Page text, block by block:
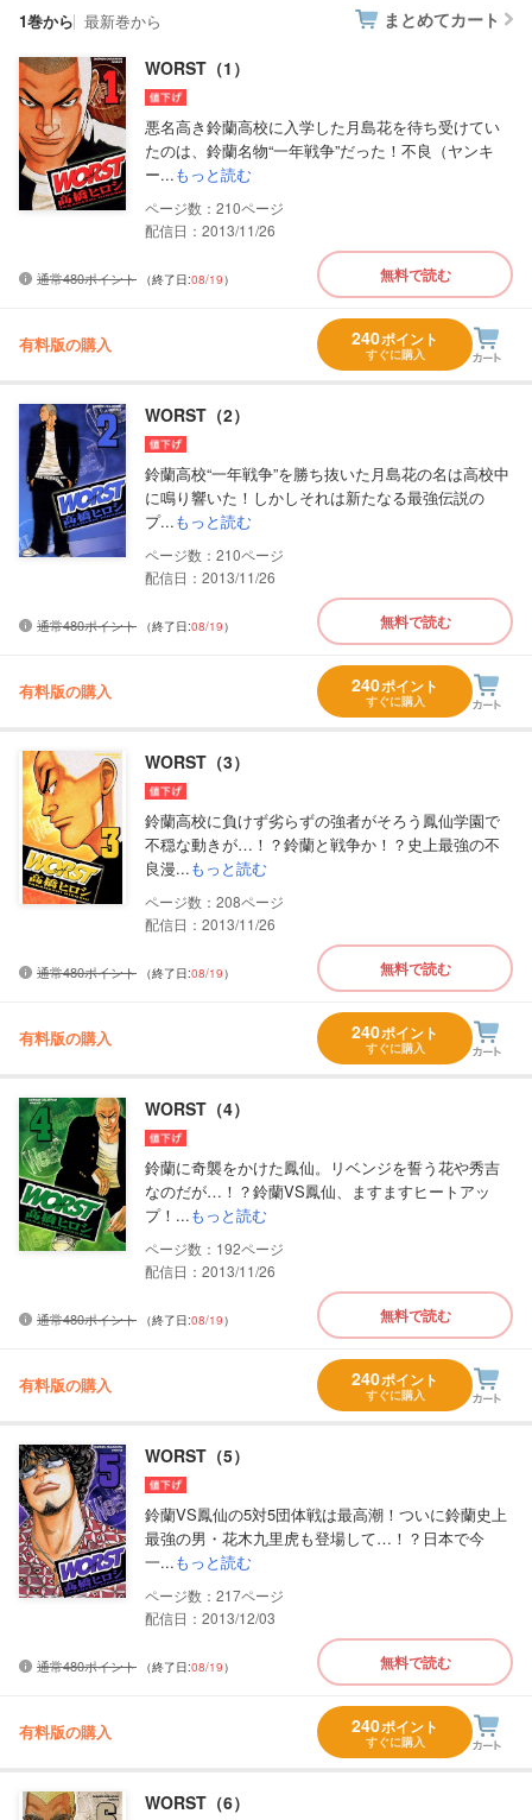
1巻から 最新巻から まとめてカート
WORST（1）
悪名高き鈴蘭高校に入学した月島花を待ち受けてい
たのは、鈴蘭名物“一年戦争”だった！不良（ヤンキ
ー...もっと読む
210
配信日：2013/11/26
通常480ポイント （終了日:08/19） 無料で読む
有料版の購入 240ポイント
すぐに購入
WORST（2）
鈴蘭高校“一年戦争”を勝ち抜いた月島花の名は高校中
に鳴り響いた！しかしそれは新たなる最強伝説の
プ...もっと読む
210
配信日：2013/11/26
通常480ポイント （終了日:08/19） 無料で読む
有料版の購入 240ポイント
すぐに購入
WORST（3）
鈴蘭高校に負けず劣らずの強者がそろう鳳仙学園で
不穏な動きが…！？鈴蘭と戦争か！？史上最強の不
良漫...もっと読む
208
配信日：2013/11/26
通常480ポイント （終了日:08/19） 無料で読む
有料版の購入 240ポイント
すぐに購入
WORST（4）
鈴蘭に奇襲をかけた鳳仙。リベンジを誓う花や秀吉
なのだが…！？鈴蘭VS鳳仙、ますますヒートアッ
プ！...もっと読む
192
配信日：2013/11/26
通常480ポイント （終了日:08/19） 無料で読む
有料版の購入 240ポイント
すぐに購入
WORST（5）
鈴蘭VS鳳仙の5対5団体戦は最高潮！ついに鈴蘭史上
最強の男・花木九里虎も登場して…！？日本で今
一...もっと読む
217
配信日：2013/12/03
通常480ポイント （終了日:08/19） 無料で読む
有料版の購入 240ポイント
すぐに購入
WORST（6）